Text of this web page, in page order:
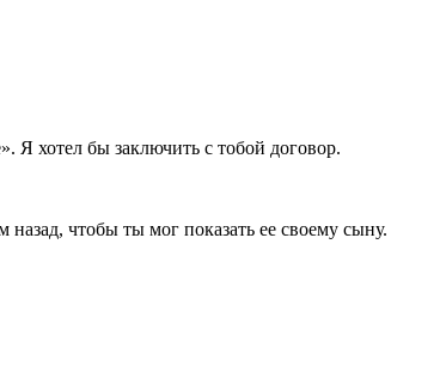
Я хотел бы заключить с тобой договор.
чтобы ты мог показать ее своему сыну.